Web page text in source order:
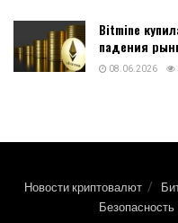
Bitmine
падения
08.06.2026
Новости криптовалют
Безопасность